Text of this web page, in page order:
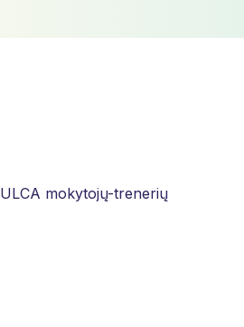
ULCA mokytojų-trenerių